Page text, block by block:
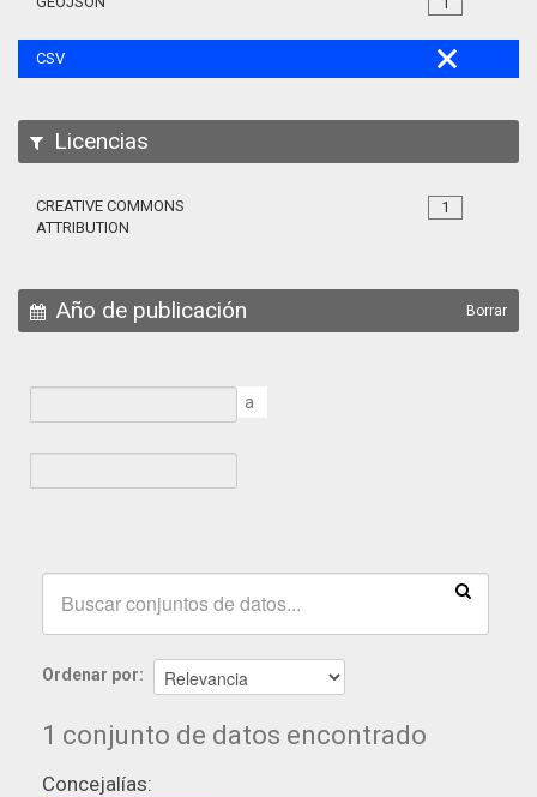
CSV
Licencias
1
CREATIVE COMMONS
ATTRIBUTION
Año de publicación Borrar
a
Ordenar por
1 conjunto de datos encontrado
Concejalías: